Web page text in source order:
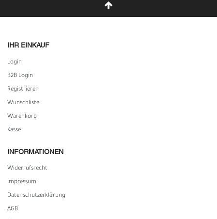
IHR EINKAUF
Login
B2B Login
Registrieren
Wunschliste
Warenkorb
Kasse
INFORMATIONEN
Widerrufs­recht
Impressum
Daten­schutz­erklärung
AGB